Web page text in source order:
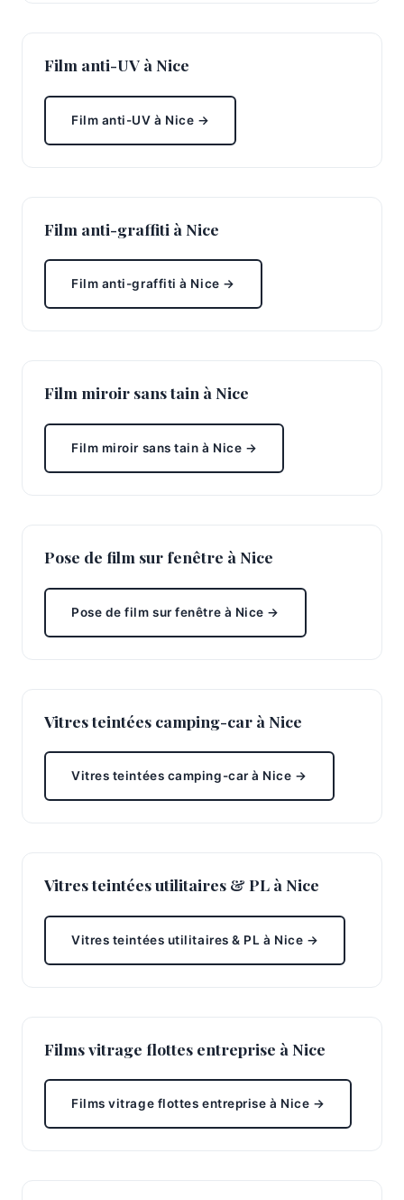
Film anti-UV à Nice
Film anti-UV à Nice →
Film anti-graffiti à Nice
Film anti-graffiti à Nice →
Film miroir sans tain à Nice
Film miroir sans tain à Nice →
Pose de film sur fenêtre à Nice
Pose de film sur fenêtre à Nice →
Vitres teintées camping-car à Nice
Vitres teintées camping-car à Nice →
Vitres teintées utilitaires & PL à Nice
Vitres teintées utilitaires & PL à Nice →
Films vitrage flottes entreprise à Nice
Films vitrage flottes entreprise à Nice →